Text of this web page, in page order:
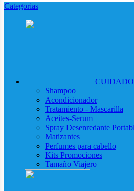
Categorias
Shampoo
Acondicionador
Tratamiento - Mascarilla
Aceites-Serum
Spray Desenredante
Matizantes
Perfumes para cabello
Kits Promociones
Tamaño Viajero